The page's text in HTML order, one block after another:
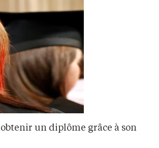
un diplôme grâce à son